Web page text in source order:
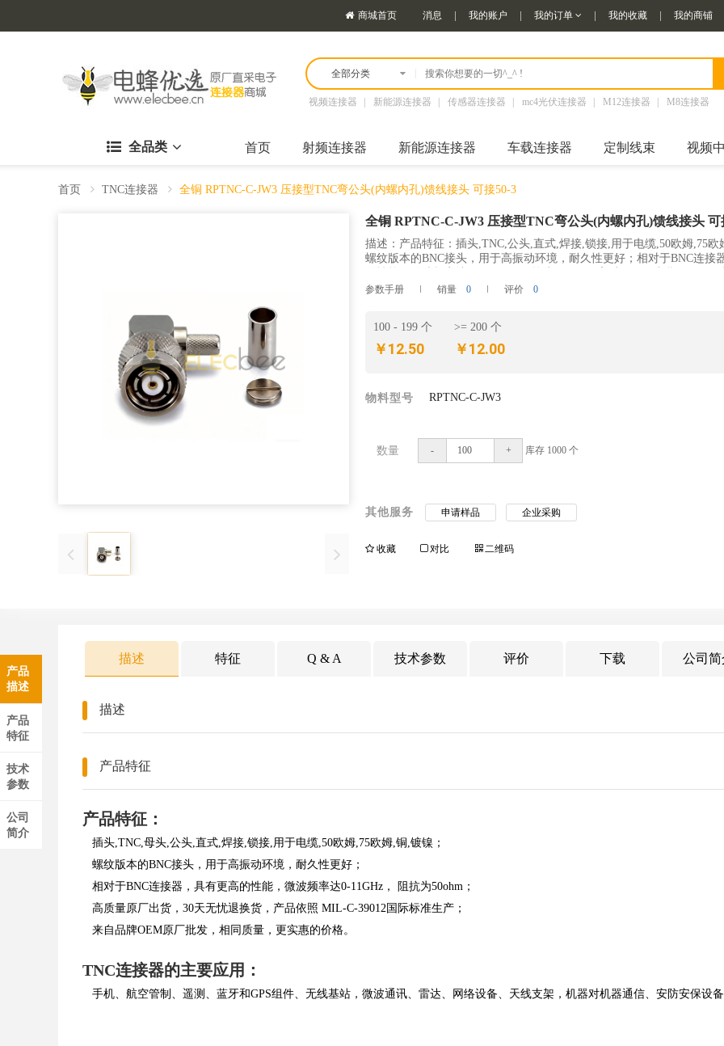
商城首页 消息 我的账户 我的订单 我的收藏 我的商铺
全部分类
视频连接器 | 新能源连接器 | 传感器连接器 | mc4光伏连接器 | M12连接器 | M8连接器
首页 射频连接器 新能源连接器 车载连接器 定制线束 视频
全品类
首页 TNC连接器 全铜 RPTNC-C-JW3 压接型TNC弯公头(内螺内孔)馈线接头 可接50-3
全铜 RPTNC-C-JW3 压接型TNC弯公头(内螺内孔)馈线接头 可
描述：产品特征：插头,TNC,公头,直式,焊接,锁接,用于电缆,50欧姆,75欧
螺纹版本的BNC接头，用于高振动环境，耐久性更好；相对于BNC连接
产品依照MIL-C-39012国际标准生产
参数手册 销量 0 评价 0
100 - 199 个
￥12.50
>= 200 个
￥12.00
物料型号 RPTNC-C-JW3
数量 - + 库存 1000 个
其他服务 申请样品 企业采购
收藏 对比 二维码
产品
描述
产品
特征
技术
参数
公司
简介
描述 特征 Q & A 技术参数 评价 下载 公司简
描述
产品特征
产品特征：
插头,TNC,母头,公头,直式,焊接,锁接,用于电缆,50欧姆,75欧姆,铜,镀镍；
螺纹版本的BNC接头，用于高振动环境，耐久性更好；
相对于BNC连接器，具有更高的性能，微波频率达0-11GHz， 阻抗为50ohm；
高质量原厂出货，30天无忧退换货，产品依照 MIL-C-39012国际标准生产；
来自品牌OEM原厂批发，相同质量，更实惠的价格。
TNC连接器的主要应用：
手机、航空管制、遥测、蓝牙和GPS组件、无线基站，微波通讯、雷达、网络设备、天线支架，机器对机器通信、安防安保设备